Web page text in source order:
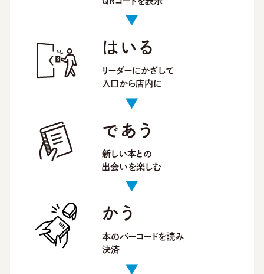
はいる
リーダーにかざして
入口から店内に
であう
新しい本との
出会いを楽しむ
かう
本のバーコードを読み
決済